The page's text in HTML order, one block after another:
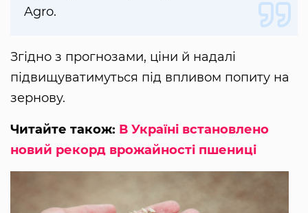
Agro.
Згідно з прогнозами, ціни й надалі
підвищуватимуться під впливом попиту на
зернову.
Читайте також: В Україні встановлено
новий рекорд врожайності пшениці